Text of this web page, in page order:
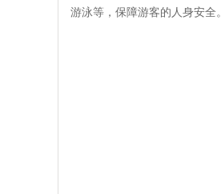
游泳等，保障游客的人身安全。